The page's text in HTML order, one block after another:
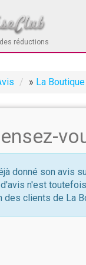
réductions
» La
donné son avis
n'est
des clients de La